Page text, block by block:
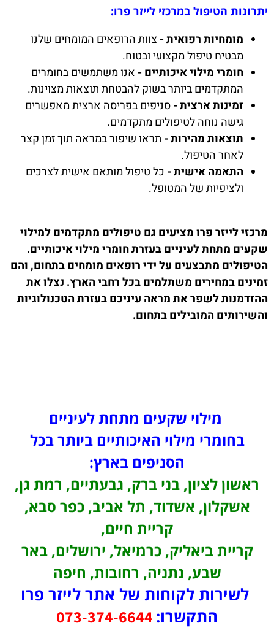
יתרונות הטיפול במרכזי לייזר פרו:
מומחיות רפואית - צוות הרופאים המומחים שלנו
מבטיח טיפול מקצועי ובטוח.
חומרי מילוי איכותיים - אנו משתמשים בחומרים
המתקדמים ביותר בשוק להבטחת תוצאות מצוינות.
זמינות ארצית -סניפים בפריסה ארצית מאפשרים
גישה נוחה לטיפולים מתקדמים.
תוצאות מהירות - תראו שיפור במראה תוך זמן קצר
לאחר הטיפול.
התאמה אישית - כל טיפול מותאם אישית לצרכים
ולציפיות של המטופל.
מרכזי לייזר פרו מציעים גם טיפולים מתקדמים למילוי
שקעים מתחת לעיניים בעזרת חומרי מילוי איכותיים.
הטיפולים מתבצעים על ידי רופאים מומחים בתחום, והם
זמינים במחירים משתלמים בכל רחבי הארץ. נצלו את
ההזדמנות לשפר את מראה עיניכם בעזרת הטכנולוגיות
והשירותים המובילים בתחום.
מילוי שקעים מתחת לעיניים
בחומרי מילוי האיכותיים ביותר בכל
הסניפים בארץ:
ראשון לציון, בני ברק, גבעתיים, רמת גן,
אשקלון, אשדוד, תל אביב, כפר סבא,
קריית חיים,
קריית ביאליק, כרמיאל, ירושלים, באר
שבע, נתניה, רחובות, חיפה
לשירות לקוחות של אתר לייזר פרו
התקשרו: